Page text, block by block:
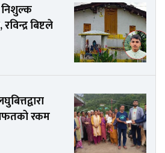
निशुल्क
बिष्टले
रकम